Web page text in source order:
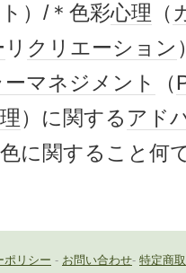
）/＊色彩心理 （
リ クリエーション
ーマネジメント （
）に関する アド
に関すること何
ポリシー - お問い合わせ- 特定商